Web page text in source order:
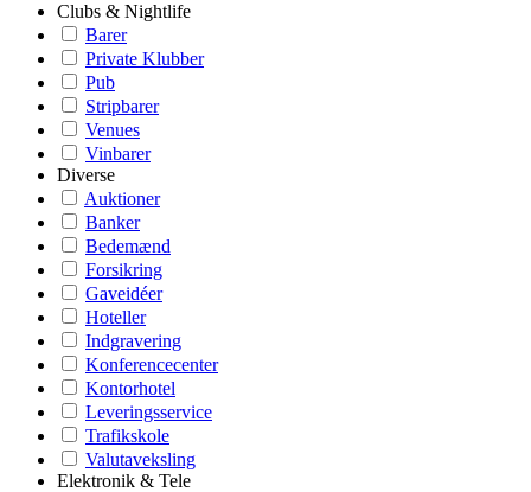
Clubs & Nightlife
Barer
Private Klubber
Pub
Stripbarer
Venues
Vinbarer
Diverse
Auktioner
Banker
Bedemænd
Forsikring
Gaveidéer
Hoteller
Indgravering
Konferencecenter
Kontorhotel
Leveringsservice
Trafikskole
Valutaveksling
Elektronik & Tele